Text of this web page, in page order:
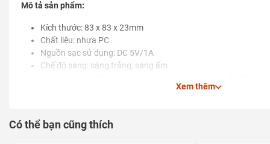
Mô tả sản phẩm:
Kích thước: 83 x 83 x 23mm
Chất liệu: nhựa PC
Nguồn sạc sử dụng: DC 5V/1A
Chế độ sáng: sáng trắng, sáng ấm
Xem thêm
Có thể bạn cũng thích